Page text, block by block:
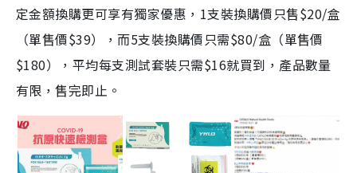
定金額換購更可享有獨家優惠，1支裝換購價只售$20/盒
（單售價$39），而5支裝換購價只需$80/盒（單售價
$180），平均每支測試套裝只需$16就買到，產品數量
有限，售完即止。